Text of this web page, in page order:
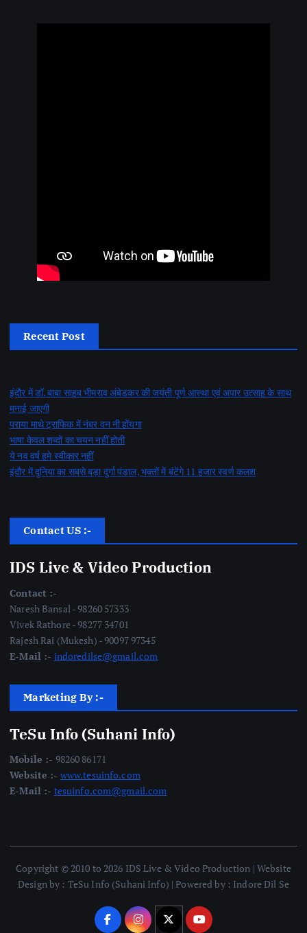
Recent Post
इंदौर में डॉ. बाबा साहब भीमराव अंबेडकर की जयंती पूर्ण आस्था एवं अपार उत्साह के साथ
मनाई जाएगी
पराया माथे ट्राफिक में नंबर वन नी होंयगा
भाषा केवल शब्दों का चयन नहीं होती
ये नव वर्ष हमे स्वीकार नहीं
इंदौर में दुनिया का सबसे बड़ा दुर्गा पंडाल, भक्तों में बंटेंगे 11 हजार स्वर्ण कलश
Contact US :-
IDS Live & Video Production
Contact :-
Naresh Bansal - 98260 57333
Vivek Rathore - 98277 34701
Rajesh Rai (Mukesh) - 90097 97345
E-Mail :- indoredilse@gmail.com
Marketing By :-
TeSu Info (Suhani Info)
Mobile :- 98260 86171
Website :- www.tesuinfo.com
E-Mail :- tesuinfo.com@gmail.com
Copyright © 2010 to 2026 IDS Live & Video Production | Website
Design by : TeSu Info (Suhani Info) | Powered by : Indore Dil Se